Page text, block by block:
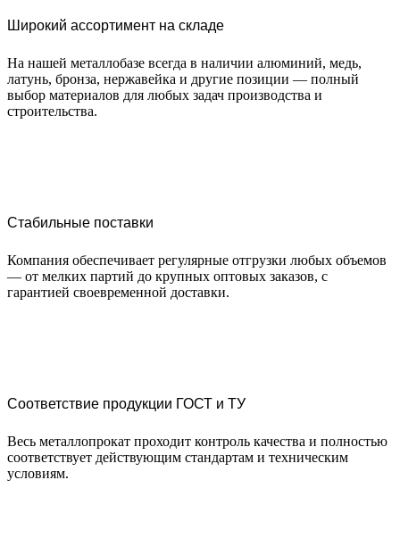
Широкий ассортимент на складе
На нашей металлобазе всегда в наличии алюминий, медь,
латунь, бронза, нержавейка и другие позиции — полный
выбор материалов для любых задач производства и
строительства.
Стабильные поставки
Компания обеспечивает регулярные отгрузки любых объемов
— от мелких партий до крупных оптовых заказов, с
гарантией своевременной доставки.
Соответствие продукции ГОСТ и ТУ
Весь металлопрокат проходит контроль качества и полностью
соответствует действующим стандартам и техническим
условиям.